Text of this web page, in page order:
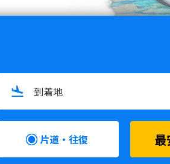
片道・往復 最